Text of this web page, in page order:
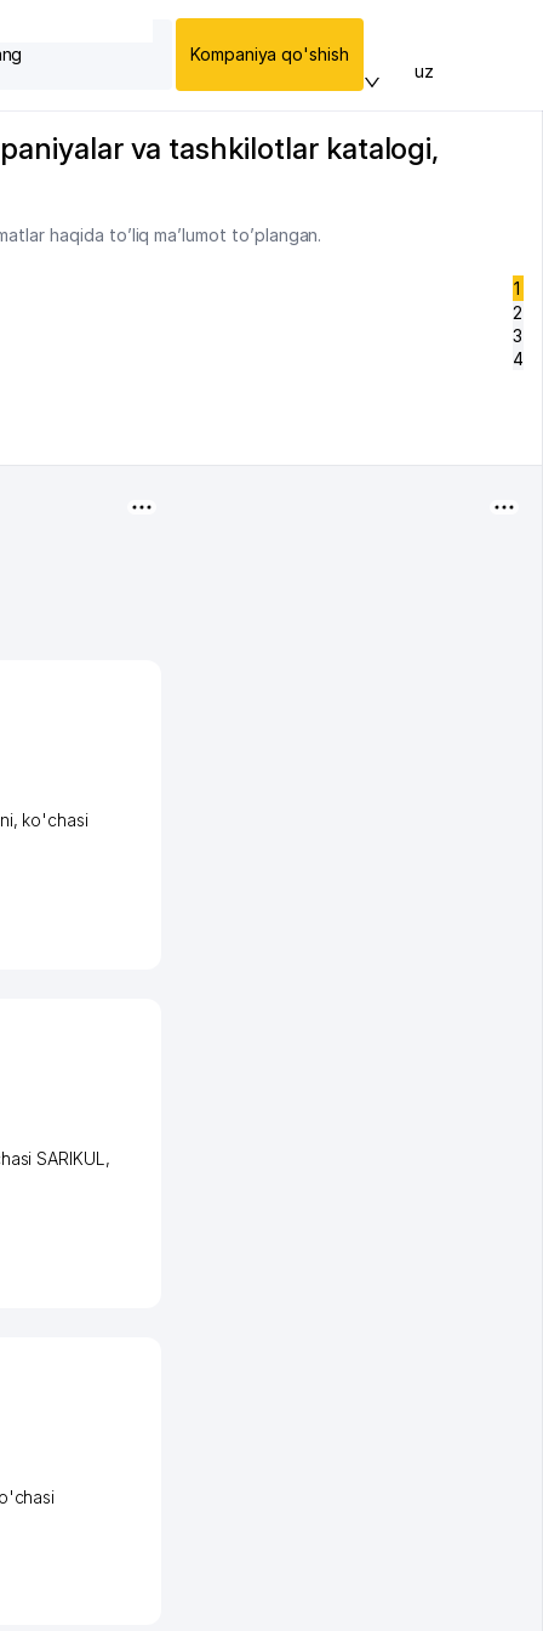
Kompaniya qo'shish
uz
va tashkilotlar katalogi,
haqida to’liq ma’lumot to’plangan.
1
2
3
4
, ko'chasi
SARIKUL ,